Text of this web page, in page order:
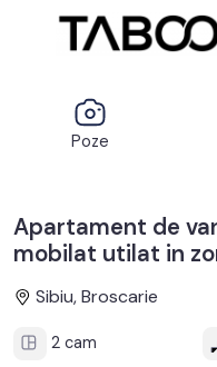
Poze
Apartament de
mobilat utilat in
Sibiu, Broscarie
2 cam